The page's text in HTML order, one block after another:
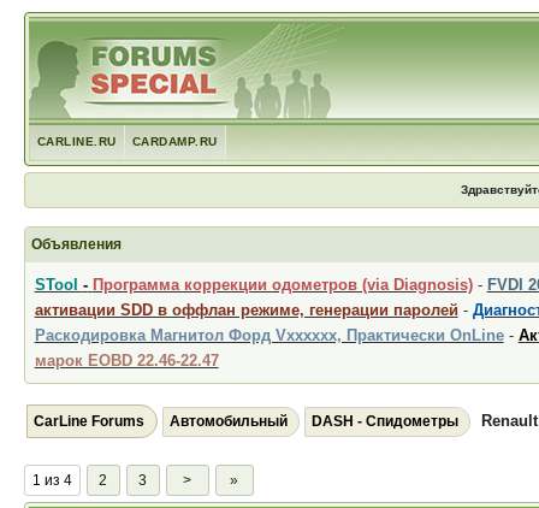
CARLINE.RU CARDAMP.RU
Объявления
STool - Программа коррекции одометров (via Diagnosis)- FVDI
активации SDD в оффлан режиме, генерации паролей -
Раскодировка Магнитол Форд Vxxxxxx, Практически OnLine-
марок EOBD 22.46-22.47
CarLine Forums Автомобильный DASH - Спидометры Renault
1 из 4 2 3 > »